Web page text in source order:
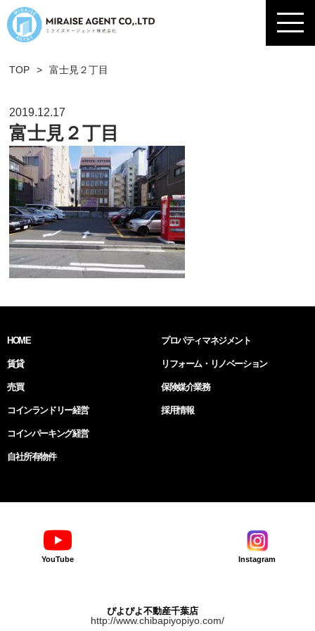
TOP > 富士見２丁目
2019.12.17
富士見２丁目
HOME
賃貸
売買
プロパティマネジメント
リフォーム・リノベーション
保険媒介業務
コインランドリー経営
コインパーキング経営
自社所有物件
採用情報
YouTube Instagram
ぴよぴよ不動産千葉店
http://www.chibapiyopiyo.com/